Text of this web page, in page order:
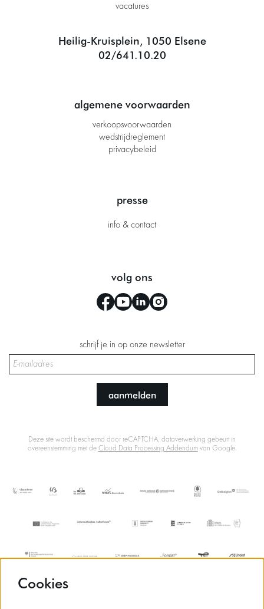
vacatures
Heilig-Kruisplein, 1050 Elsene
02/641.10.20
algemene voorwaarden
verkoopsvoorwaarden
wedstrijdreglement
privacybeleid
presse
info & contact
volg ons
schrijf je in op onze newsletter
aanmelden
Deze site wordt beschermd door reCAPTCHA, dataverwerking gebeurt in
overeenstemming met de Cloud Data Processing Addendumvan Google.
Cookies